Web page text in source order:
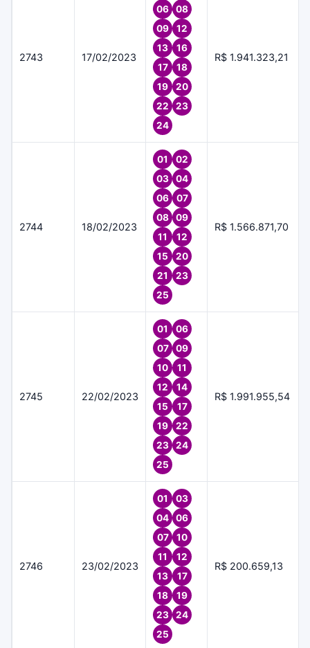
2743 17/02/2023
06
08
09
12
13
16
17
18
19
20
22
23
24
R$ 1.941.323,21
2744 18/02/2023
01
02
03
04
06
07
08
09
11
12
15
20
21
23
25
R$ 1.566.871,70
2745 22/02/2023
01
06
07
09
10
11
12
14
15
17
19
22
23
24
25
R$ 1.991.955,54
2746 23/02/2023
01
03
04
06
07
10
11
12
13
17
18
19
23
24
25
R$ 200.659,13